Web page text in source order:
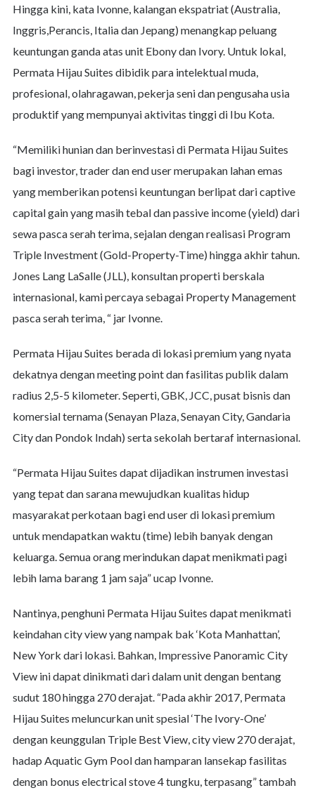
Hingga kini, kata Ivonne, kalangan ekspatriat (Australia,
Inggris,Perancis, Italia dan Jepang) menangkap peluang
keuntungan ganda atas unit Ebony dan Ivory. Untuk lokal,
Permata Hijau Suites dibidik para intelektual muda,
profesional, olahragawan, pekerja seni dan pengusaha usia
produktif yang mempunyai aktivitas tinggi di Ibu Kota.
“Memiliki hunian dan berinvestasi di Permata Hijau Suites
bagi investor, trader dan end user merupakan lahan emas
yang memberikan potensi keuntungan berlipat dari captive
capital gain yang masih tebal dan passive income (yield) dari
sewa pasca serah terima, sejalan dengan realisasi Program
Triple Investment (Gold-Property-Time) hingga akhir tahun.
Jones Lang LaSalle (JLL), konsultan properti berskala
internasional, kami percaya sebagai Property Management
pasca serah terima, “ jar Ivonne.
Permata Hijau Suites berada di lokasi premium yang nyata
dekatnya dengan meeting point dan fasilitas publik dalam
radius 2,5-5 kilometer. Seperti, GBK, JCC, pusat bisnis dan
komersial ternama (Senayan Plaza, Senayan City, Gandaria
City dan Pondok Indah) serta sekolah bertaraf internasional.
“Permata Hijau Suites dapat dijadikan instrumen investasi
yang tepat dan sarana mewujudkan kualitas hidup
masyarakat perkotaan bagi end user di lokasi premium
untuk mendapatkan waktu (time) lebih banyak dengan
keluarga. Semua orang merindukan dapat menikmati pagi
lebih lama barang 1 jam saja” ucap Ivonne.
Nantinya, penghuni Permata Hijau Suites dapat menikmati
keindahan city view yang nampak bak ‘Kota Manhattan’,
New York dari lokasi. Bahkan, Impressive Panoramic City
View ini dapat dinikmati dari dalam unit dengan bentang
sudut 180 hingga 270 derajat. “Pada akhir 2017, Permata
Hijau Suites meluncurkan unit spesial ‘The Ivory-One’
dengan keunggulan Triple Best View, city view 270 derajat,
hadap Aquatic Gym Pool dan hamparan lansekap fasilitas
dengan bonus electrical stove 4 tungku, terpasang” tambah